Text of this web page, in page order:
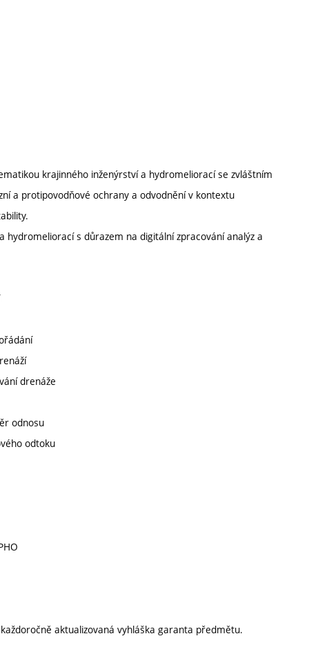
krajinného inženýrství a hydromeliorací se zvláštním
a protipovodňové ochrany a odvodnění v kontextu
s důrazem na digitální zpracování analýz a
drenáže
odnosu
odtoku
aktualizovaná vyhláška garanta předmětu.